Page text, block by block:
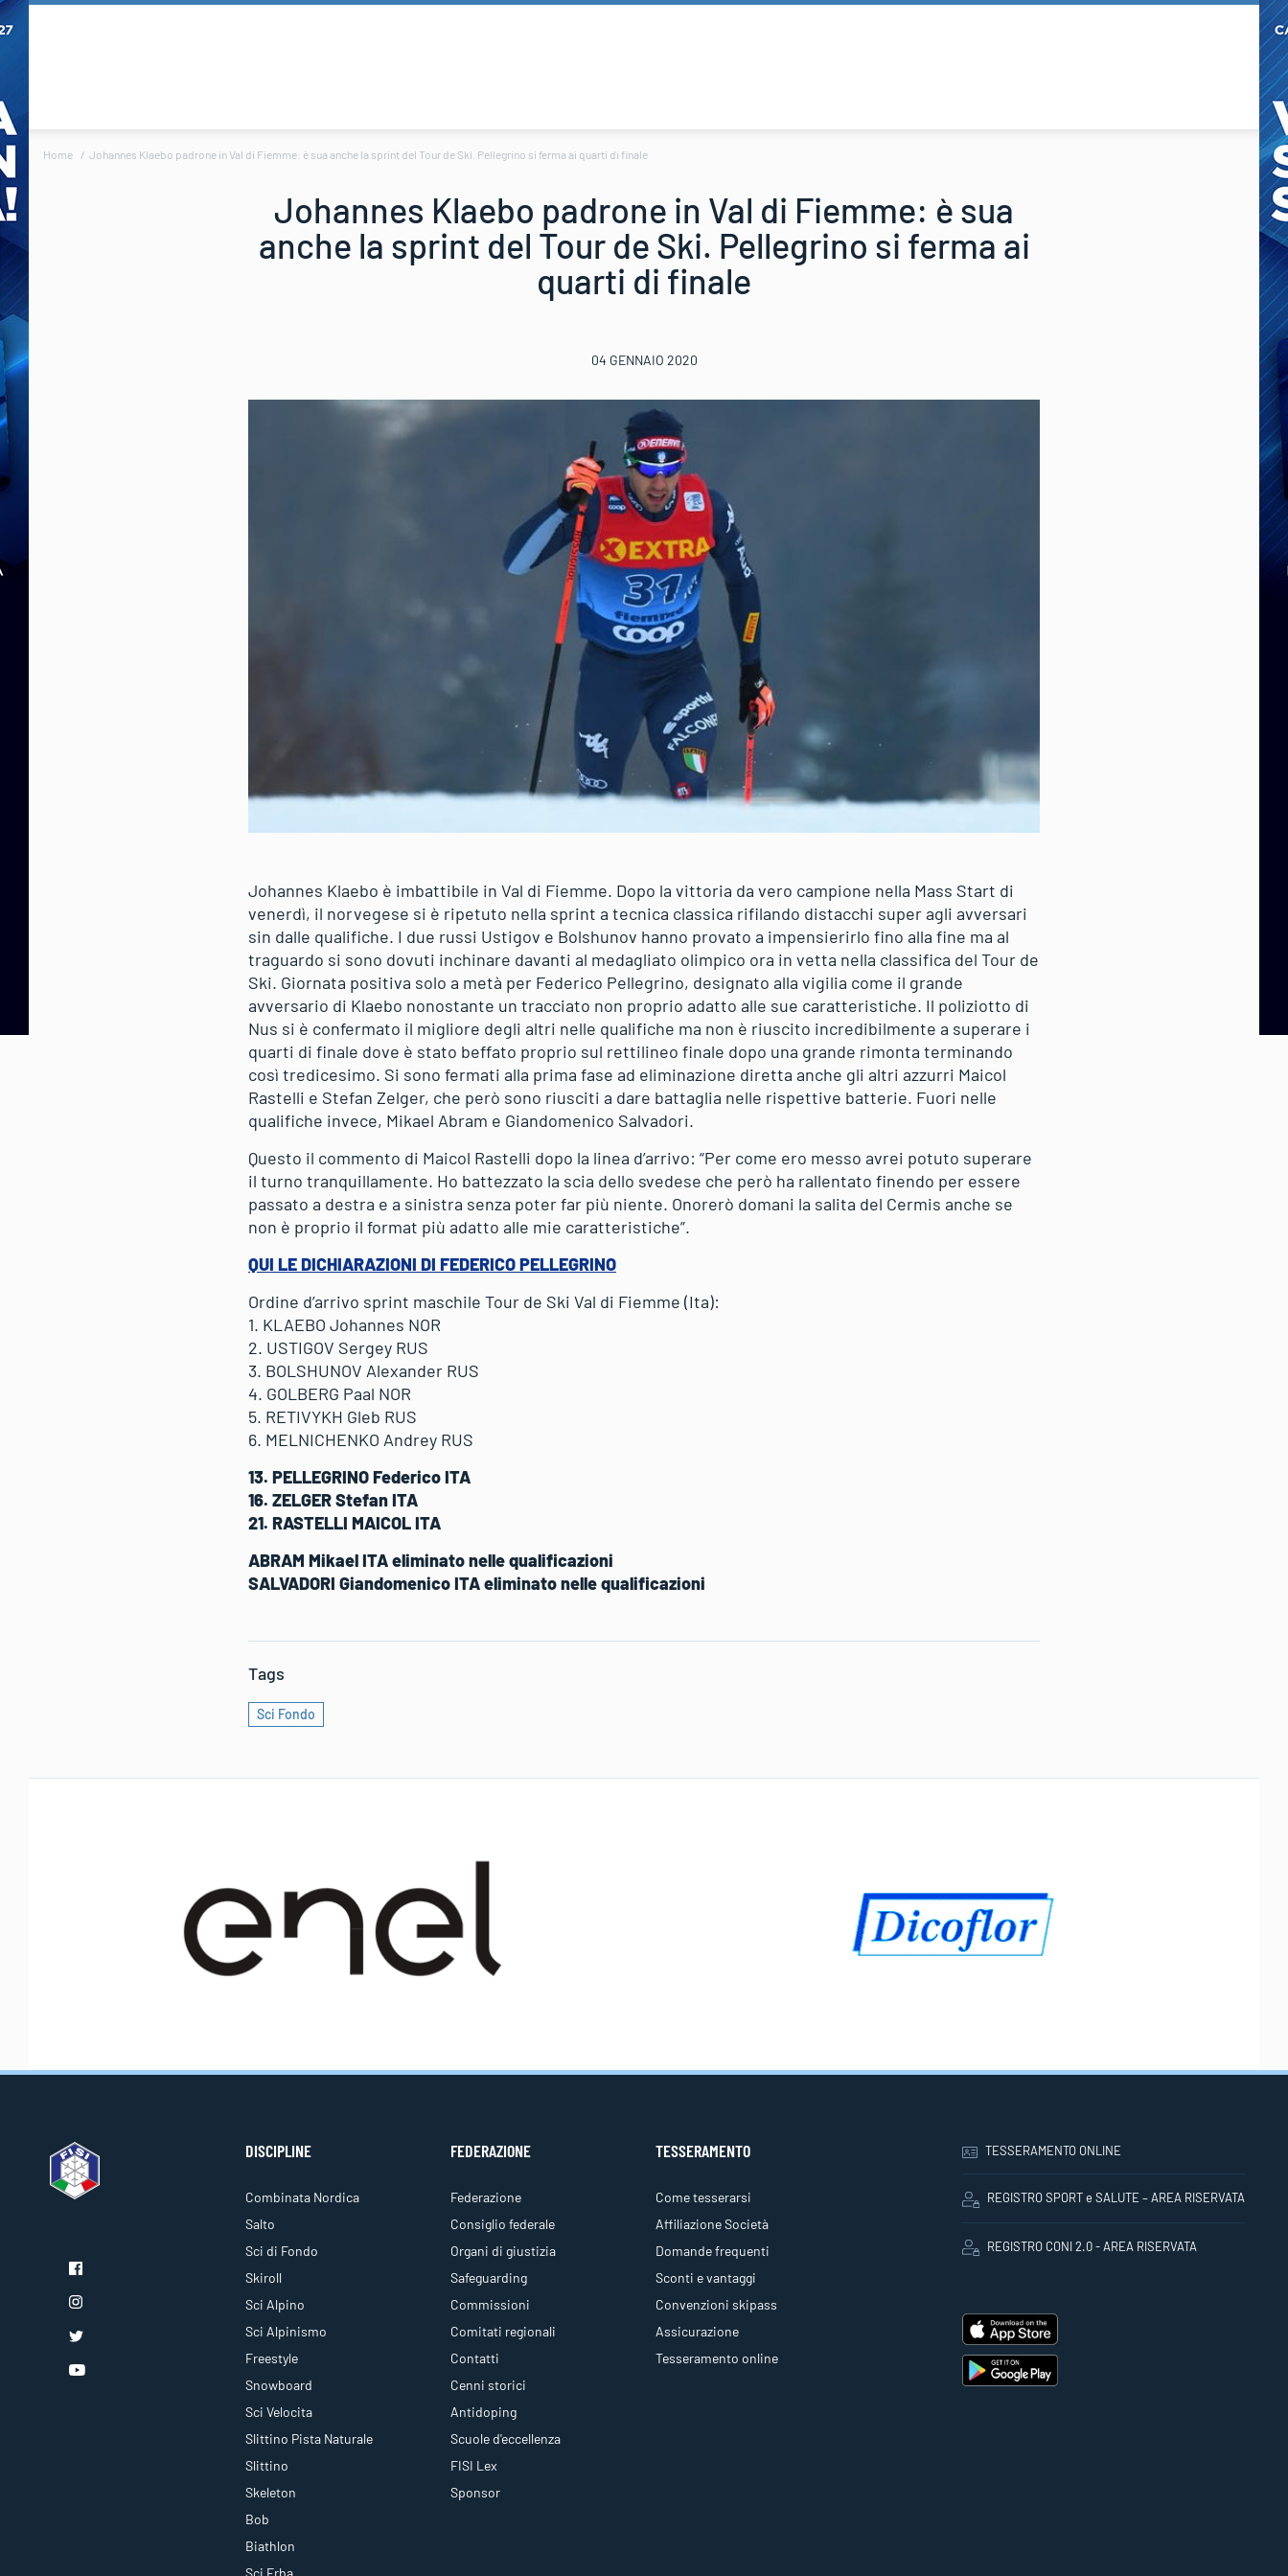
Home Johannes Klaebo padrone in Val di Fiemme: è sua anche la sprint del Tour de Ski. Pellegrino si ferma ai quarti di finale
Johannes Klaebo padrone in Val di Fiemme: è sua
anche la sprint del Tour de Ski. Pellegrino si ferma ai
quarti di finale
04 GENNAIO 2020
Johannes Klaebo è imbattibile in Val di Fiemme. Dopo la vittoria da vero campione nella Mass Start di
venerdì, il norvegese si è ripetuto nella sprint a tecnica classica rifilando distacchi super agli avversari
sin dalle qualifiche. I due russi Ustigov e Bolshunov hanno provato a impensierirlo fino alla fine ma al
traguardo si sono dovuti inchinare davanti al medagliato olimpico ora in vetta nella classifica del Tour de
Ski. Giornata positiva solo a metà per Federico Pellegrino, designato alla vigilia come il grande
avversario di Klaebo nonostante un tracciato non proprio adatto alle sue caratteristiche. Il poliziotto di
Nus si è confermato il migliore degli altri nelle qualifiche ma non è riuscito incredibilmente a superare i
quarti di finale dove è stato beffato proprio sul rettilineo finale dopo una grande rimonta terminando
così tredicesimo. Si sono fermati alla prima fase ad eliminazione diretta anche gli altri azzurri Maicol
Rastelli e Stefan Zelger, che però sono riusciti a dare battaglia nelle rispettive batterie. Fuori nelle
qualifiche invece, Mikael Abram e Giandomenico Salvadori.
Questo il commento di Maicol Rastelli dopo la linea d’arrivo: “Per come ero messo avrei potuto superare
il turno tranquillamente. Ho battezzato la scia dello svedese che però ha rallentato finendo per essere
passato a destra e a sinistra senza poter far più niente. Onorerò domani la salita del Cermis anche se
non è proprio il format più adatto alle mie caratteristiche”.
QUI LE DICHIARAZIONI DI FEDERICO PELLEGRINO
Ordine d’arrivo sprint maschile Tour de Ski Val di Fiemme (Ita):
1. KLAEBO Johannes NOR
2. USTIGOV Sergey RUS
3. BOLSHUNOV Alexander RUS
4. GOLBERG Paal NOR
5. RETIVYKH Gleb RUS
6. MELNICHENKO Andrey RUS
13. PELLEGRINO Federico ITA
16. ZELGER Stefan ITA
21. RASTELLI MAICOL ITA
ABRAM Mikael ITA eliminato nelle qualificazioni
SALVADORI Giandomenico ITA eliminato nelle qualificazioni
Tags
Sci Fondo
DISCIPLINE
Combinata Nordica
Salto
Sci di Fondo
Skiroll
Sci Alpino
Sci Alpinismo
Freestyle
Snowboard
Sci Velocita
Slittino Pista Naturale
Slittino
Skeleton
Bob
Biathlon
FEDERAZIONE
Federazione
Consiglio federale
Organi di giustizia
Safeguarding
Commissioni
Comitati regionali
Contatti
Cenni storici
Antidoping
Scuole d'eccellenza
FISI Lex
Sponsor
TESSERAMENTO
Come tesserarsi
Affiliazione Società
Domande frequenti
Sconti e vantaggi
Convenzioni skipass
Assicurazione
Tesseramento online
TESSERAMENTO ONLINE
REGISTRO SPORT e SALUTE – AREA RISERVATA
REGISTRO CONI 2.0 - AREA RISERVATA